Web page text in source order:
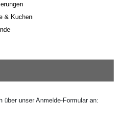
& Kuchen
unser Anmelde-Formular an: